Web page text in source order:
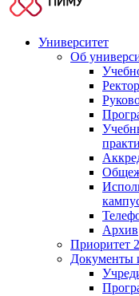
Университет
Об
Ректор
Архив
Приоритет
Документы